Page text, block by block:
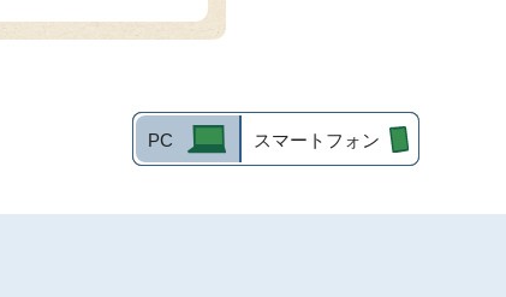
PC スマートフォン